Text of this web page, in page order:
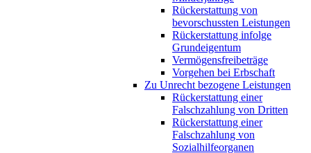
Rückerstattung von
bevorschussten Leistungen
Rückerstattung infolge
Grundeigentum
Vermögensfreibeträge
Vorgehen bei Erbschaft
Zu Unrecht bezogene Leistungen
Rückerstattung einer
Falschzahlung von Dritten
Rückerstattung einer
Falschzahlung von
Sozialhilfeorganen